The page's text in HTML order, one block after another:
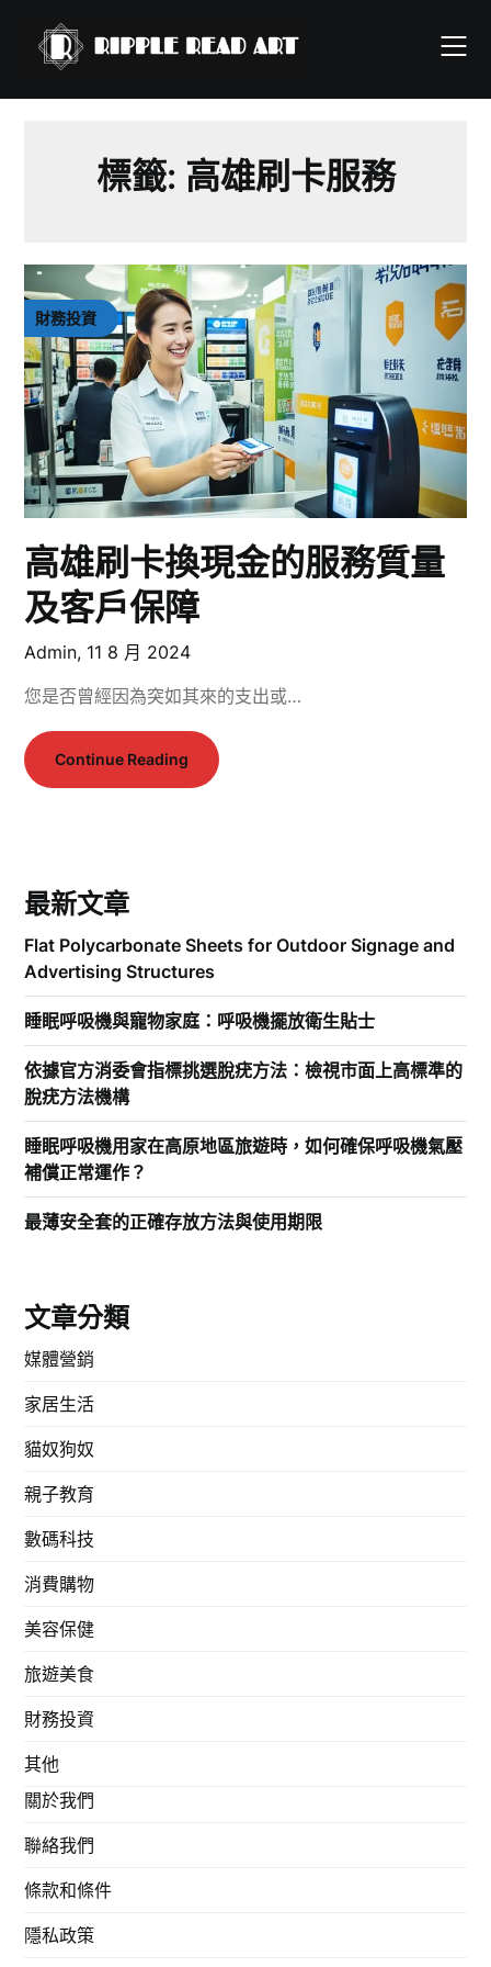
content
標籤: 高雄刷卡服務
財務投資
高雄刷卡換現金的服務質量
及客戶保障
Admin, 11 8 月 2024
您是否曾經因為突如其來的支出或…
Continue Reading
最新文章
Flat Polycarbonate Sheets for Outdoor Signage and
Advertising Structures
睡眠呼吸機與寵物家庭：呼吸機擺放衛生貼士
依據官方消委會指標挑選脫疣方法：檢視市面上高標準的
脫疣方法機構
睡眠呼吸機用家在高原地區旅遊時，如何確保呼吸機氣壓
補償正常運作？
最薄安全套的正確存放方法與使用期限
文章分類
媒體營銷
家居生活
貓奴狗奴
親子教育
數碼科技
消費購物
美容保健
旅遊美食
財務投資
其他
關於我們
聯絡我們
條款和條件
隱私政策